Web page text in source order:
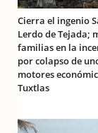
Cierra el ingenio
Lerdo de Tejada;
familias en la
por colapso de
motores
Tuxtlas